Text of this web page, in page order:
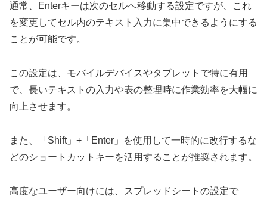
通常、Enterキーは次のセルへ移動する設定ですが、これ
を変更してセル内のテキスト入力に集中できるようにする
ことが可能です。
この設定は、モバイルデバイスやタブレットで特に有用
で、長いテキストの入力や表の整理時に作業効率を大幅に
向上させます。
また、「Shift」+「Enter」を使用して一時的に改行するな
どのショートカットキーを活用することが推奨されます。
高度なユーザー向けには、スプレッドシートの設定で